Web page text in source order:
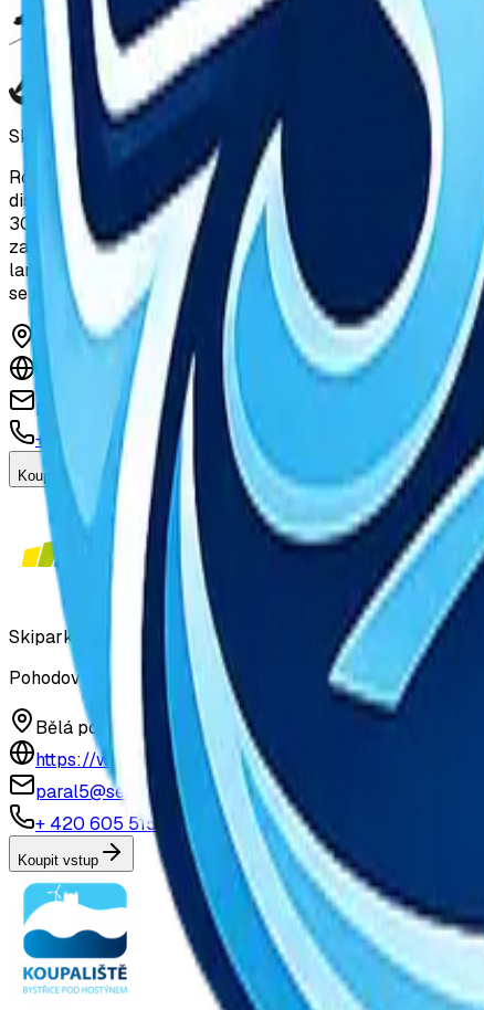
Skiareál Branná
Rodinné lyžování ve Ski areálu Branná Při vstupní
disponuje třemi sjezdovkami, které jsou vhodné jak pro
300 a pro nejmenší máme provazový vlek-tahátko, které
zasněžovacím systémem. Ve Ski areálu je parkování
lanovky je restaurace s WC a venkovním posezením.
se na Vaši návštěvu Ski areálu!
PROskil - Branná, Branná 196, 788 25
https://www.skibranna.cz/
proskil@seznam.cz
+420 603 878 999
Koupit vstup
Skipark Filipovice
Pohodová zima v srdci Jeseníků
Bělá pod Pradědem – Filipovice 790 85
https://www.skipark-filipovice.cz/
paral5@seznam.cz
+ 420 605 515 757
Koupit vstup